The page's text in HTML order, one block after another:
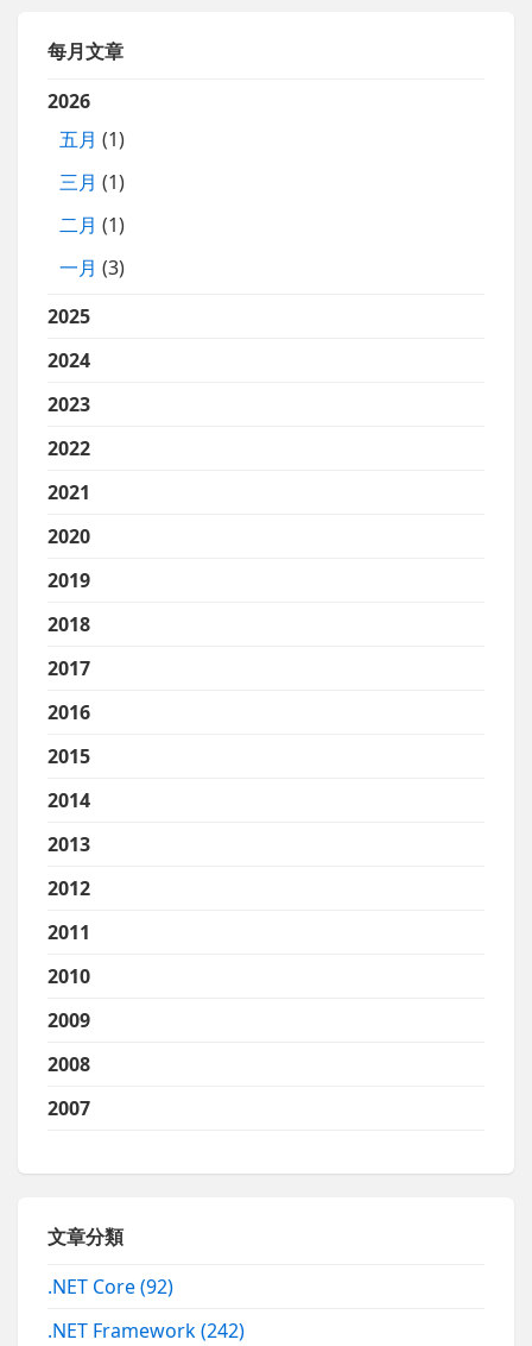
每月文章
2026
五月 (1)
三月 (1)
二月 (1)
一月 (3)
2025
2024
2023
2022
2021
2020
2019
2018
2017
2016
2015
2014
2013
2012
2011
2010
2009
2008
2007
文章分類
.NET Core(92)
.NET Framework(242)